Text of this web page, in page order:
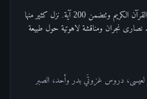
سورة آل عمران هي السورة الثالثة في القرآن الكريم وتتضمن 200 آية. نزل كثير منها
نجران ومناقشة لاهوتية حول طبيعة
لعيسى، دروس غزوتَي بدر وأحد، الصبر